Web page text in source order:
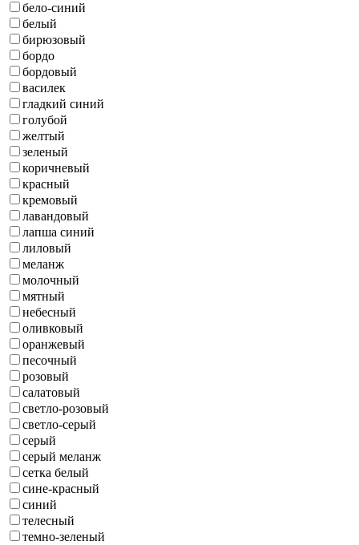
бело-синий
белый
бирюзовый
бордо
бордовый
василек
гладкий синий
голубой
желтый
зеленый
коричневый
красный
кремовый
лавандовый
лапша синий
лиловый
меланж
молочный
мятный
небесный
оливковый
оранжевый
песочный
розовый
салатовый
светло-розовый
светло-серый
серый
серый меланж
сетка белый
сине-красный
синий
телесный
темно-зеленый